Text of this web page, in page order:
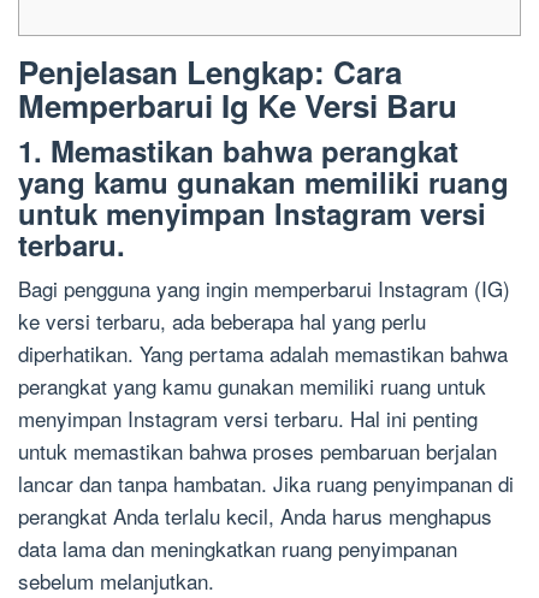
Penjelasan Lengkap: Cara
Memperbarui Ig Ke Versi Baru
1. Memastikan bahwa perangkat
yang kamu gunakan memiliki ruang
untuk menyimpan Instagram versi
terbaru.
Bagi pengguna yang ingin memperbarui Instagram (IG)
ke versi terbaru, ada beberapa hal yang perlu
diperhatikan. Yang pertama adalah memastikan bahwa
perangkat yang kamu gunakan memiliki ruang untuk
menyimpan Instagram versi terbaru. Hal ini penting
untuk memastikan bahwa proses pembaruan berjalan
lancar dan tanpa hambatan. Jika ruang penyimpanan di
perangkat Anda terlalu kecil, Anda harus menghapus
data lama dan meningkatkan ruang penyimpanan
sebelum melanjutkan.